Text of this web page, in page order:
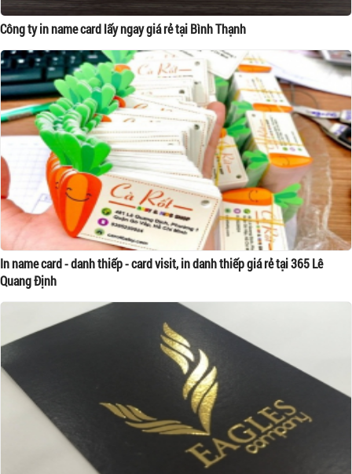
Công ty in name card lấy ngay giá rẻ tại Bình Thạnh
In name card - danh thiếp - card visit, in danh thiếp giá rẻ tại 365 Lê
Quang Định